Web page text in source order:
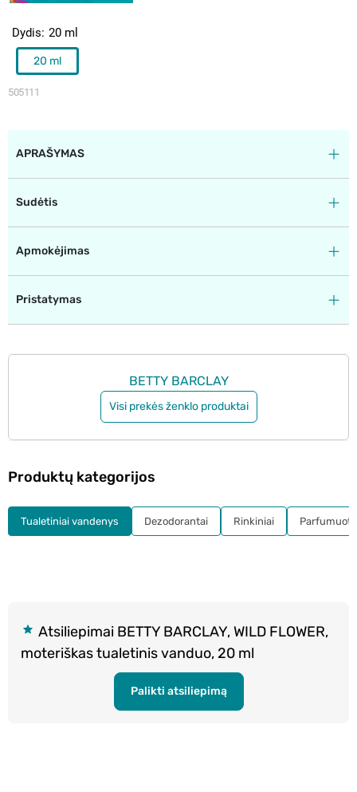
505111
Dydis 20 ml
20 ml
APRAŠYMAS
Sudėtis
Apmokėjimas
Pristatymas
BETTY BARCLAY
Visi prekės ženklo produktai
Atsiliepimai BETTY BARCLAY, WILD FLOWER,
moteriškas tualetinis vanduo, 20 ml
Palikti atsiliepimą
Produktų kategorijos
Tualetiniai vandenys Dezodorantai Rinkiniai